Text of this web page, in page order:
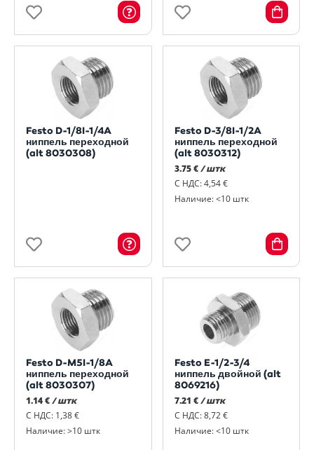
Festo D-1/8I-1/4A
ниппель переходной
(alt 8030308)
Festo D-3/8I-1/2A
ниппель переходной
(alt 8030312)
3.75 € / штк
С НДС: 4,54 €
Наличие: <10 штк
Festo D-M5I-1/8A
ниппель переходной
(alt 8030307)
1.14 €/ штк
С НДС: 1,38 €
Наличие: >10 штк
Festo E-1/2-3/4
ниппель двойной (alt
8069216)
7.21 € / штк
С НДС: 8,72 €
Наличие: <10 штк